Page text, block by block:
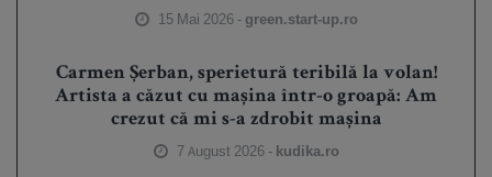
15 Mai 2026 - green.start-up.ro
Carmen Șerban, sperietură teribilă la volan!
Artista a căzut cu mașina într-o groapă: Am
crezut că mi s-a zdrobit mașina
7 August 2026 - kudika.ro